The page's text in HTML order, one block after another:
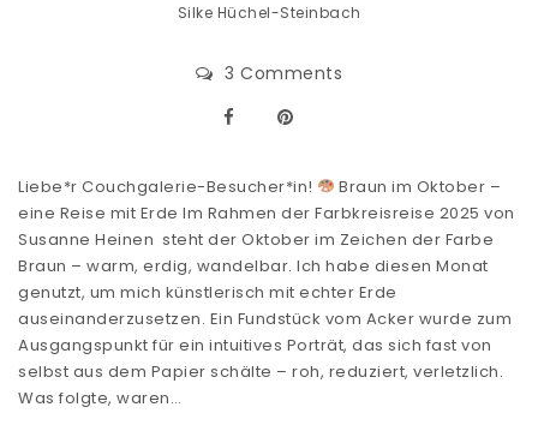
Silke Hüchel-Steinbach
3 Comments
Liebe*r Couchgalerie-Besucher*in!
Braun im Oktober –
eine Reise mit Erde Im Rahmen der Farbkreisreise 2025 von
Susanne Heinen steht der Oktober im Zeichen der Farbe
Braun – warm, erdig, wandelbar. Ich habe diesen Monat
genutzt, um mich künstlerisch mit echter Erde
auseinanderzusetzen. Ein Fundstück vom Acker wurde zum
Ausgangspunkt für ein intuitives Porträt, das sich fast von
selbst aus dem Papier schälte – roh, reduziert, verletzlich.
Was folgte, waren…